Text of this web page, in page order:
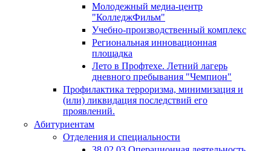
Молодежный медиа-центр
"КолледжФильм"
Учебно-производственный комплекс
Региональная инновационная
площадка
Лето в Профтехе. Летний лагерь
дневного пребывания "Чемпион"
Профилактика терроризма, минимизация и
(или) ликвидация последствий его
проявлений.
Абитуриентам
Отделения и специальности